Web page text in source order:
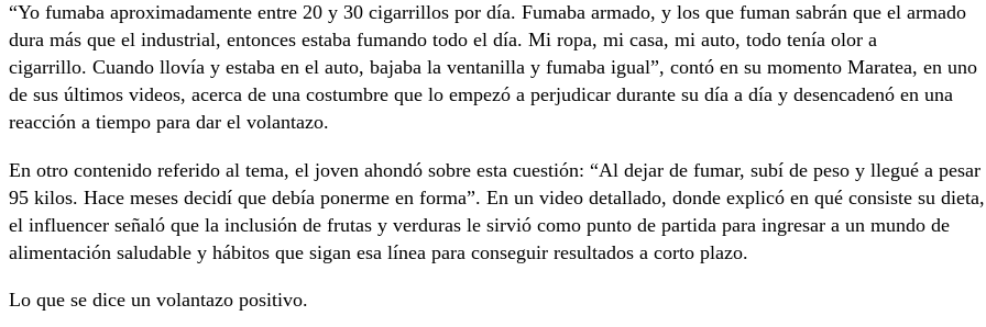
“Yo fumaba aproximadamente entre 20 y 30 cigarrillos por día. Fumaba armado, y los que fuman sabrán que el armado
dura más que el industrial, entonces estaba fumando todo el día. Mi ropa, mi casa, mi auto, todo tenía olor a
cigarrillo. Cuando llovía y estaba en el auto, bajaba la ventanilla y fumaba igual”, contó en su momento Maratea, en uno
de sus últimos videos, acerca de una costumbre que lo empezó a perjudicar durante su día a día y desencadenó en una
reacción a tiempo para dar el volantazo.
En otro contenido referido al tema, el joven ahondó sobre esta cuestión: “Al dejar de fumar, subí de peso y llegué a pesar
95 kilos. Hace meses decidí que debía ponerme en forma”. En un video detallado, donde explicó en qué consiste su dieta,
el influencer señaló que la inclusión de frutas y verduras le sirvió como punto de partida para ingresar a un mundo de
alimentación saludable y hábitos que sigan esa línea para conseguir resultados a corto plazo.
Lo que se dice un volantazo positivo.